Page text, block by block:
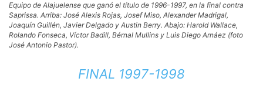
Equipo de Alajuelense que ganó el título de 1996-1997, en la final contra
Saprissa. Arriba: José Alexis Rojas, Josef Miso, Alexander Madrigal,
Joaquín Guillén, Javier Delgado y Austin Berry. Abajo: Harold Wallace,
Rolando Fonseca, Víctor Badill, Bérnal Mullins y Luis Diego Arnáez (foto
José Antonio Pastor).
FINAL 1997-1998